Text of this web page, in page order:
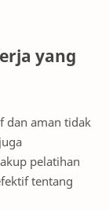
yang
dan aman tidak
pelatihan
tentang